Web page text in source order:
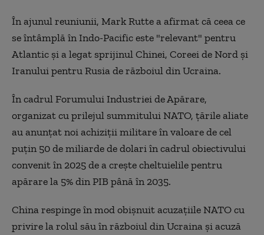
În ajunul reuniunii, Mark Rutte a afirmat că ceea ce
se întâmplă în Indo-Pacific este "relevant" pentru
Atlantic şi a legat sprijinul Chinei, Coreei de Nord şi
Iranului pentru Rusia de războiul din Ucraina.
În cadrul Forumului Industriei de Apărare,
organizat cu prilejul summitului NATO, ţările aliate
au anunţat noi achiziţii militare în valoare de cel
puţin 50 de miliarde de dolari în cadrul obiectivului
convenit în 2025 de a creşte cheltuielile pentru
apărare la 5% din PIB până în 2035.
China respinge în mod obişnuit acuzaţiile NATO cu
privire la rolul său în războiul din Ucraina şi acuză